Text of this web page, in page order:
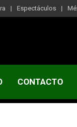
Espectáculos
CONTACTO